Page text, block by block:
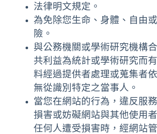
法律明文規定。
為免除您生命、身體、自由
險。
與公務機關或學術研究機構
共利益為統計或學術研究而
料經過提供者處理或蒐集者
無從識別特定之當事人。
當您在網站的行為，違反服
損害或妨礙網站與其他使用
任何人遭受損害時，經網站